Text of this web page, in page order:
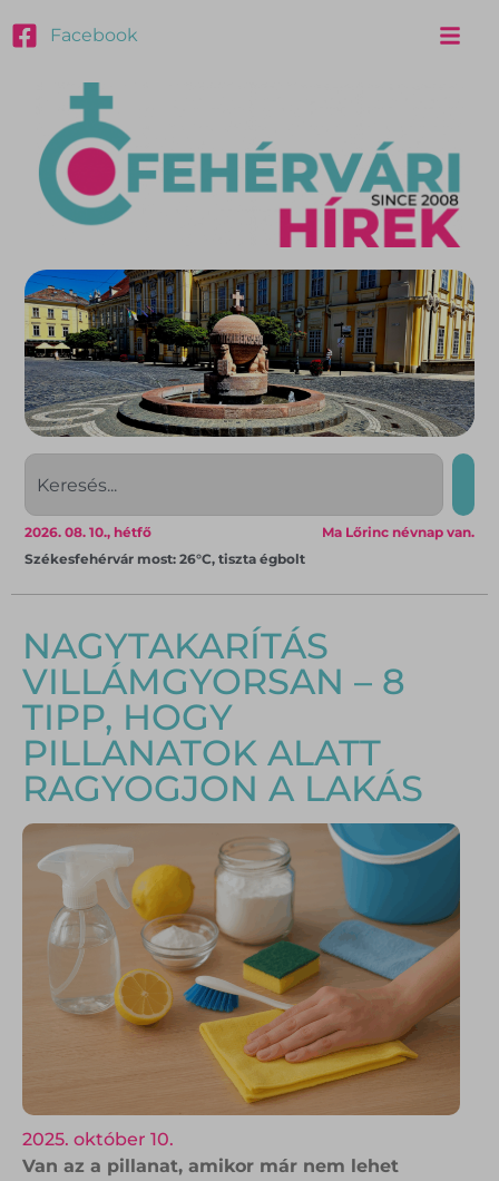
Facebook
Ma Lőrinc névnap van.
2026. 08. 10., hétfő
Székesfehérvár most: 26°C, tiszta égbolt
NAGYTAKARÍTÁS
VILLÁMGYORSAN – 8
TIPP, HOGY
PILLANATOK ALATT
RAGYOGJON A LAKÁS
2025. október 10.
Van az a pillanat, amikor már nem lehet